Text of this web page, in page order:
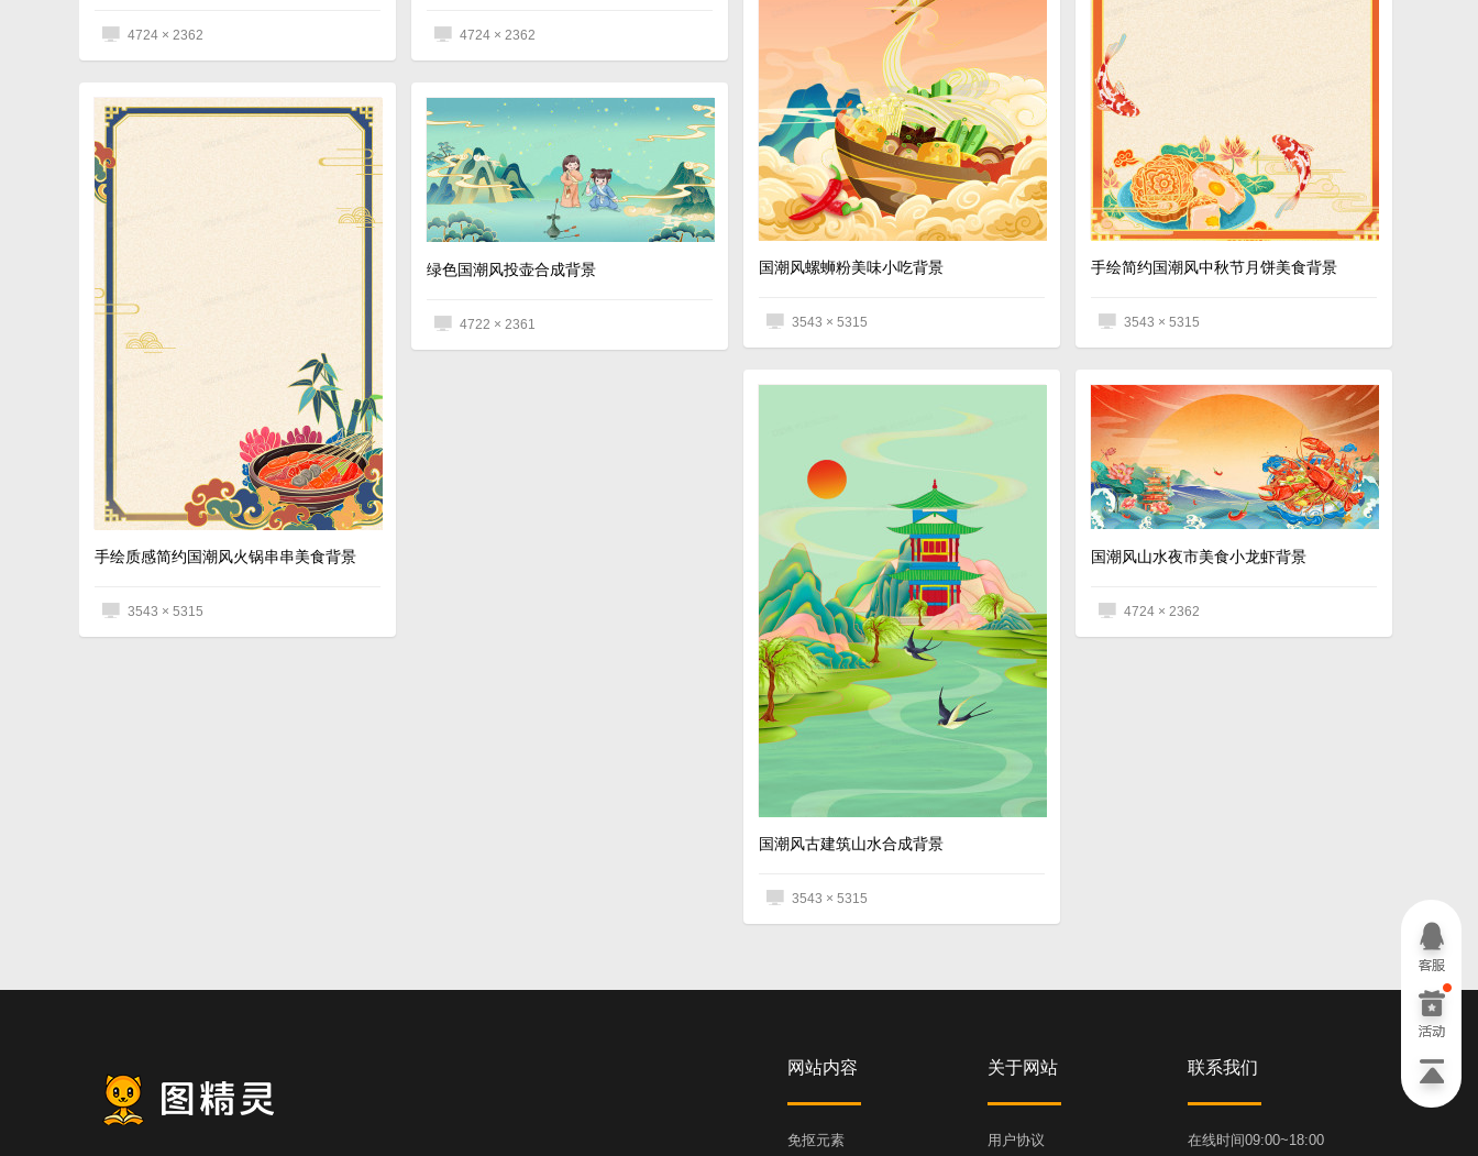
4724 × 2362 4724 × 2362
国潮风螺蛳粉美味小吃背景
3543 × 5315
手绘简约国潮风中秋节月饼美食背景
3543 × 5315
手绘质感简约国潮风火锅串串美食背景
3543 × 5315
绿色国潮风投壶合成背景
4722 × 2361
国潮风古建筑山水合成背景
3543 × 5315
国潮风山水夜市美食小龙虾背景
4724 × 2362
网站内容
免抠元素
关于网站
用户协议
联系我们
在线时间09:00~18:00